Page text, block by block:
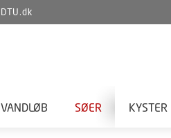
DTU.dk
VANDLØB SØER KYSTER